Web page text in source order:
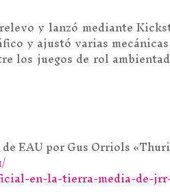
y lanzó mediante
y ajustó varias
los juegos de rol
EAU por Gus Orriols
en-la-tierra-media-de-